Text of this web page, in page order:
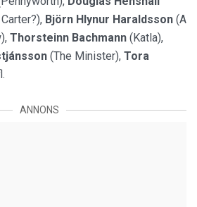
Björn Hlynur Haraldsson (A
Thorsteinn Bachmann (Katla),
(The Minister), Tora
ANNONS